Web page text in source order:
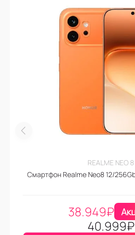
REALME NEO 8
Смартфон Realme Neo8 12/
38.949₽
40.999₽